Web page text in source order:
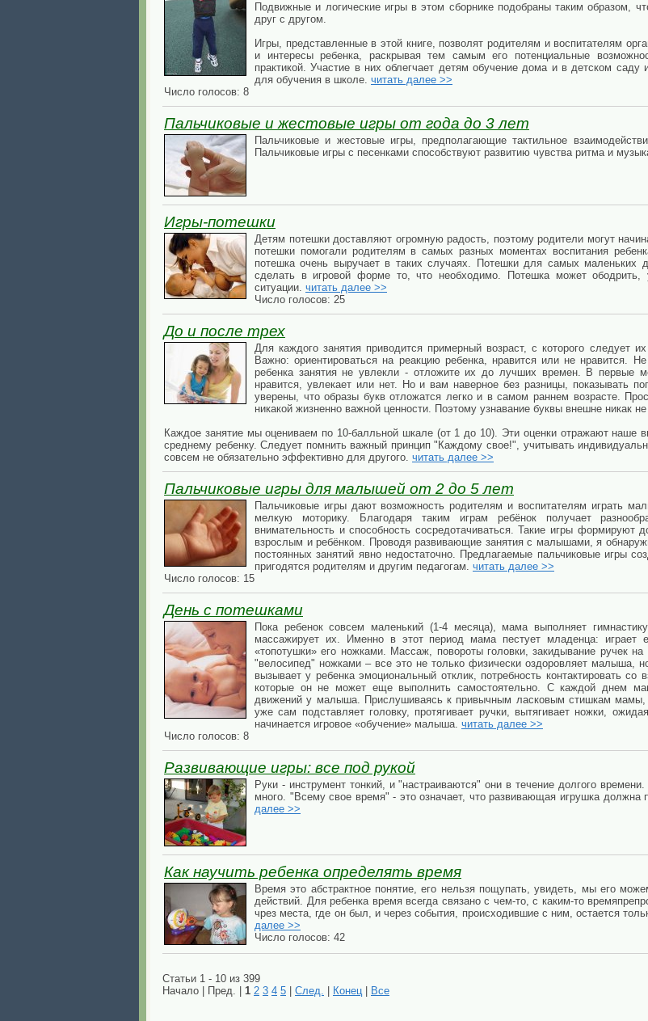
Подвижные и логические игры в этом сборнике подобраны таким образом,
друг с другом.
Игры, представленные в этой книге, позволят родителям и воспитателям
и интересы ребенка, раскрывая тем самым его потенциальные
практикой. Участие в них облегчает детям обучение дома и в детском саду
для обучения в школе. читать далее >>
Число голосов: 8
Пальчиковые и жестовые игры от года до 3 лет
Пальчиковые и жестовые игры, предполагающие тактильное
Пальчиковые игры с песенками способствуют развитию чувства ритма и
Игры-потешки
Детям потешки доставляют огромную радость, поэтому родители могут
потешки помогали родителям в самых разных моментах воспитания
потешка очень выручает в таких случаях. Потешки для самых
сделать в игровой форме то, что необходимо. Потешка может ободрить,
ситуации. читать далее >>
Число голосов: 25
До и после трех
Для каждого занятия приводится примерный возраст, с которого следует
Важно: ориентироваться на реакцию ребенка, нравится или не нравится.
ребенка занятия не увлекли - отложите их до лучших времен. В первые
нравится, увлекает или нет. Но и вам наверное без разницы, показывать
уверены, что образы букв отложатся легко и в самом раннем возрасте.
никакой жизненно важной ценности. Поэтому узнавание буквы внешне никак
Каждое занятие мы оцениваем по 10-балльной шкале (от 1 до 10). Эти оценки отражают наше
среднему ребенку. Следует помнить важный принцип "Каждому свое!", учитывать
совсем не обязательно эффективно для другого. читать далее >>
Пальчиковые игры для малышей от 2 до 5 лет
Пальчиковые игры дают возможность родителям и воспитателям играть
мелкую моторику. Благодаря таким играм ребёнок получает
внимательность и способность сосредотачиваться. Такие игры
взрослым и ребёнком. Проводя развивающие занятия с малышами, я
постоянных занятий явно недостаточно. Предлагаемые пальчиковые игры
пригодятся родителям и другим педагогам. читать далее >>
Число голосов: 15
День с потешками
Пока ребенок совсем маленький (1-4 месяца), мама выполняет
массажирует их. Именно в этот период мама пестует младенца: играет
«топотушки» его ножками. Массаж, повороты головки, закидывание ручек
"велосипед" ножками – все это не только физически оздоровляет малыша,
вызывает у ребенка эмоциональный отклик, потребность контактировать
которые он не может еще выполнить самостоятельно. С каждой днем
движений у малыша. Прислушиваясь к привычным ласковым стишкам мамы,
уже сам подставляет головку, протягивает ручки, вытягивает ножки,
начинается игровое «обучение» малыша. читать далее >>
Число голосов: 8
Развивающие игры: все под рукой
Руки - инструмент тонкий, и "настраиваются" они в течение долгого
много. "Всему свое время" - это означает, что развивающая игрушка должна
далее >>
Как научить ребенка определять время
Время это абстрактное понятие, его нельзя пощупать, увидеть, мы его
действий. Для ребенка время всегда связано с чем-то, с каким-то
чрез места, где он был, и через события, происходившие с ним, остается
далее >>
Число голосов: 42
Статьи 1 - 10 из 399
Начало | Пред. | 1 2 3 4 5 След. Конец Все